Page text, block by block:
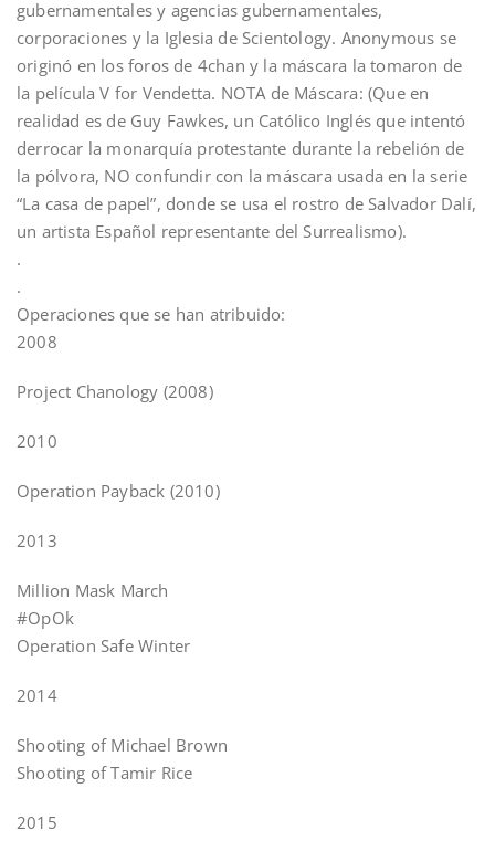
gubernamentales y agencias gubernamentales,
corporaciones y la Iglesia de Scientology. Anonymous se
originó en los foros de 4chan y la máscara la tomaron de
la película V for Vendetta. NOTA de Máscara: (Que en
realidad es de Guy Fawkes, un Católico Inglés que intentó
derrocar la monarquía protestante durante la rebelión de
la pólvora, NO confundir con la máscara usada en la serie
“La casa de papel”, donde se usa el rostro de Salvador Dalí,
un artista Español representante del Surrealismo).
.
.
Operaciones que se han atribuido:
2008
Project Chanology (2008)
2010
Operation Payback (2010)
2013
Million Mask March
#OpOk
Operation Safe Winter
2014
Shooting of Michael Brown
Shooting of Tamir Rice
2015